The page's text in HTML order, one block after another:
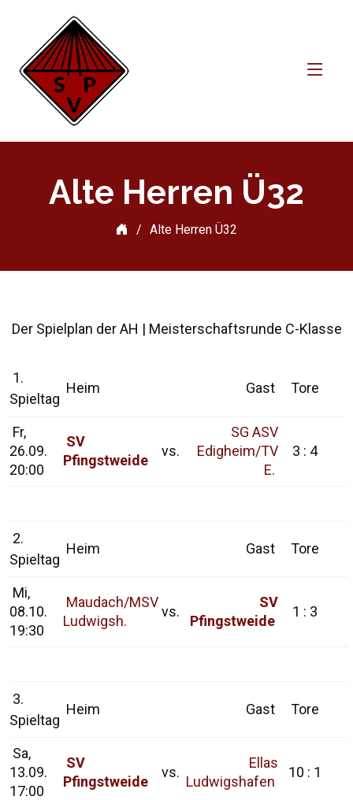
Alte Herren Ü32
Alte Herren Ü32
Der Spielplan der AH | Meisterschaftsrunde C-Klasse
1.
Spieltag
Heim Gast Tore
Fr,
26.09.
20:00
SV
Pfingstweide
vs.
SG ASV
Edigheim/TV
E.
3 : 4
2.
Spieltag
Heim Gast Tore
Mi,
08.10.
19:30
Maudach/MSV
Ludwigsh.
vs.
SV
Pfingstweide
1 : 3
3.
Spieltag
Heim Gast Tore
Sa,
13.09.
17:00
SV
Pfingstweide
vs.
Ellas
Ludwigshafen
10 : 1